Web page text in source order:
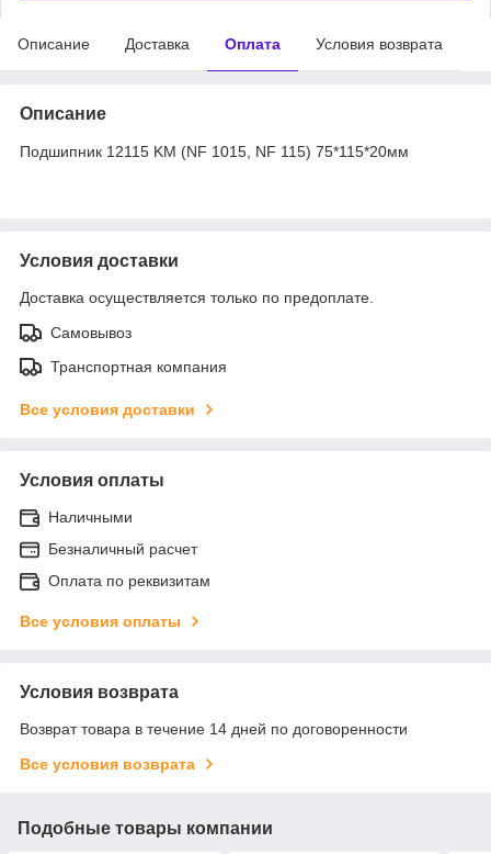
Описание Доставка Оплата Условия возврата
Описание
Подшипник 12115 KM (NF 1015, NF 115) 75*115*20мм
Условия доставки
Доставка осуществляется только по предоплате.
Самовывоз
Транспортная компания
Все условия доставки
Условия оплаты
Наличными
Безналичный расчет
Оплата по реквизитам
Все условия оплаты
Условия возврата
Возврат товара в течение 14 дней по договоренности
Все условия возврата
Подобные товары компании